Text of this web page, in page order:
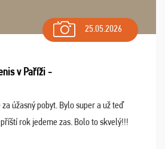
25.05.2026
v Paříži -
úžasný pobyt. Bylo super a už teď
rok jedeme zas. Bolo to skvelý!!!